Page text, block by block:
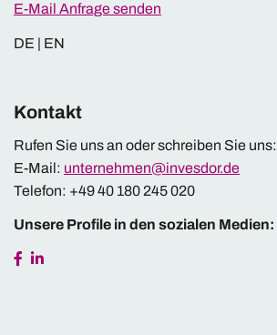
E-Mail Anfrage senden
DE | EN
Kontakt
Rufen Sie uns an oder schreiben Sie uns:
E-Mail: unternehmen@invesdor.de
Telefon: +49 40 180 245 020
Unsere Profile in den sozialen Medien: